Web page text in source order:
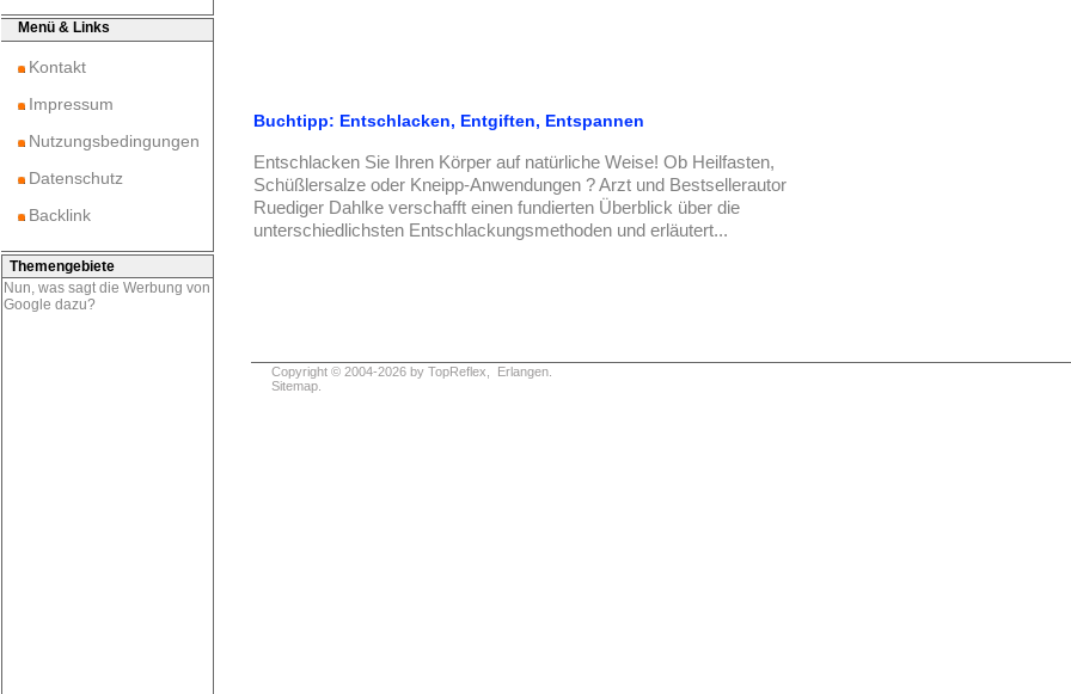
Buchtipp: Entschlacken, Entgiften, Entspannen
Entschlacken Sie Ihren Körper auf natürliche Weise! Ob Heilfasten,
Schüßlersalze oder Kneipp-Anwendungen ? Arzt und Bestsellerautor
Ruediger Dahlke verschafft einen fundierten Überblick über die
unterschiedlichsten Entschlackungsmethoden und erläutert...
Menü & Links
Kontakt
Impressum
Nutzungsbedingungen
Datenschutz
Backlink
Themengebiete
Nun, was sagt die Werbung von
Google dazu?
Copyright © 2004-2026 by TopReflex , Erlangen.
Sitemap